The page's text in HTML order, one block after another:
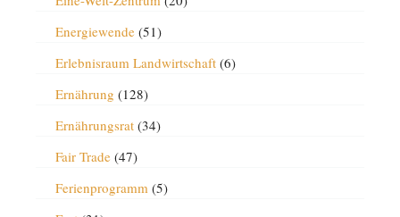
Energiewende(51)
Erlebnisraum Landwirtschaft(6)
Ernährung (128)
Ernährungsrat(34)
Fair Trade(47)
Ferienprogramm(5)